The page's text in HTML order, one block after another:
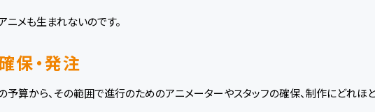
メも生まれないのです。
保・発注
算から、その範囲で進行のためのアニメーターやスタッフの確保、制作にどれほ